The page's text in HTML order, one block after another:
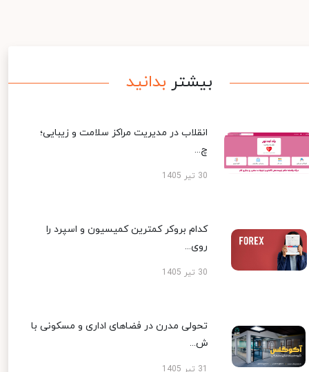
بیشتر بدانید
انقلاب در مدیریت مراکز سلامت و زیبایی؛
چ...
30 تیر 1405
کدام بروکر کمترین کمیسیون و اسپرد را
روی...
30 تیر 1405
تحولی مدرن در فضاهای اداری و مسکونی با
ش...